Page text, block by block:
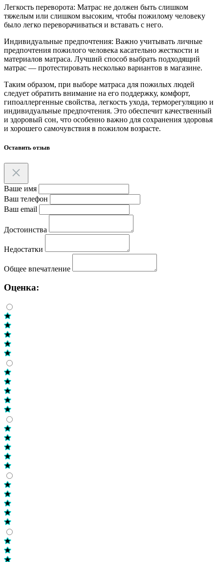
Легкость переворота: Матрас не должен быть слишком
тяжелым или слишком высоким, чтобы пожилому человеку
было легко переворачиваться и вставать с него.
Индивидуальные предпочтения: Важно учитывать личные
предпочтения пожилого человека касательно жесткости и
материалов матраса. Лучший способ выбрать подходящий
матрас — протестировать несколько вариантов в магазине.
Таким образом, при выборе матраса для пожилых людей
следует обратить внимание на его поддержку, комфорт,
гипоаллергенные свойства, легкость ухода, терморегуляцию и
индивидуальные предпочтения. Это обеспечит качественный
и здоровый сон, что особенно важно для сохранения здоровья
и хорошего самочувствия в пожилом возрасте.
Оставить отзыв
Ваше имя
Ваш телефон
Ваш email
Достоинства
Недостатки
Общее впечатление
Оценка: